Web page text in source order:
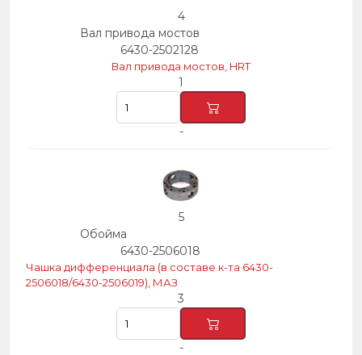
4
Вал привода мостов
6430-2502128
Вал привода мостов, HRT
1
-
5
Обойма
6430-2506018
Чашка дифференциала (в составе к-та 6430-
2506018/6430-2506019), МАЗ
3
-